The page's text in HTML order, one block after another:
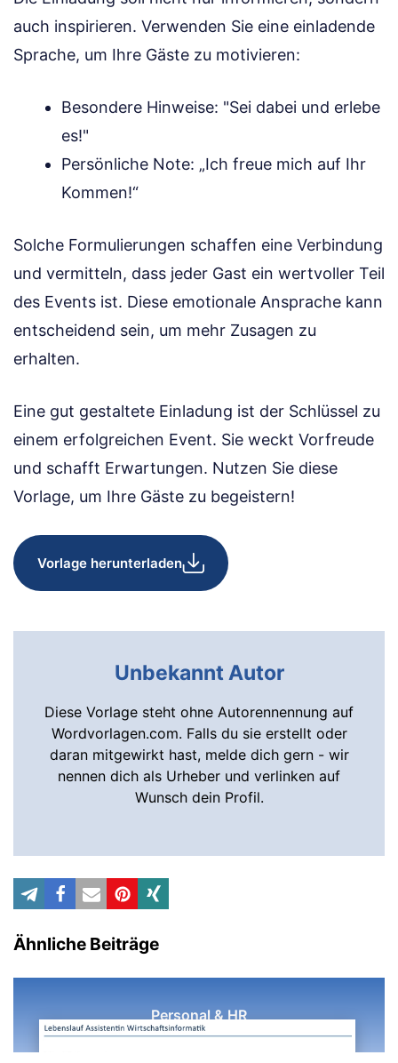
auch inspirieren. Verwenden Sie eine einladende
Sprache, um Ihre Gäste zu motivieren:
Besondere Hinweise: "Sei dabei und erlebe
es!"
Persönliche Note: „Ich freue mich auf Ihr
Kommen!“
Solche Formulierungen schaffen eine Verbindung
und vermitteln, dass jeder Gast ein wertvoller Teil
des Events ist. Diese emotionale Ansprache kann
entscheidend sein, um mehr Zusagen zu
erhalten.
Eine gut gestaltete Einladung ist der Schlüssel zu
einem erfolgreichen Event. Sie weckt Vorfreude
und schafft Erwartungen. Nutzen Sie diese
Vorlage, um Ihre Gäste zu begeistern!
Vorlage herunterladen
Unbekannt Autor
Diese Vorlage steht ohne Autorennennung auf
Wordvorlagen.com. Falls du sie erstellt oder
daran mitgewirkt hast, melde dich gern - wir
nennen dich als Urheber und verlinken auf
Wunsch dein Profil.
Ähnliche Beiträge
Personal & HR